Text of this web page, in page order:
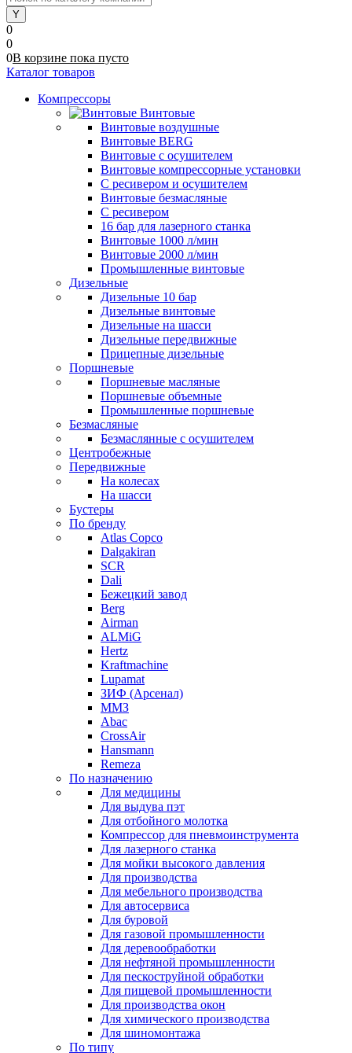
0
0
0В корзине пока пусто
Каталог товаров
Компрессоры
Винтовые
Винтовые воздушные
Винтовые BERG
Винтовые с осушителем
Винтовые компрессорные установки
C ресивером и осушителем
Винтовые безмасляные
C ресивером
16 бар для лазерного станка
Винтовые 1000 л/мин
Винтовые 2000 л/мин
Промышленные винтовые
Дизельные
Дизельные 10 бар
Дизельные винтовые
Дизельные на шасси
Дизельные передвижные
Прицепные дизельные
Поршневые
Поршневые масляные
Поршневые объемные
Промышленные поршневые
Безмасляные
Безмаслянные с осушителем
Центробежные
Передвижные
На колесах
На шасси
Бустеры
По бренду
Atlas Copco
Dalgakiran
SCR
Dali
Бежецкий завод
Berg
Airman
ALMiG
Hertz
Kraftmachine
Lupamat
ЗИФ (Арсенал)
ММЗ
Abac
CrossAir
Hansmann
Remeza
По назначению
Для медицины
Для выдува пэт
Для отбойного молотка
Компрессор для пневмоинструмента
Для лазерного станка
Для мойки высокого давления
Для производства
Для мебельного производства
Для автосервиса
Для буровой
Для газовой промышленности
Для деревообработки
Для нефтяной промышленности
Для пескоструйной обработки
Для пищевой промышленности
Для производства окон
Для химического производства
Для шиномонтажа
По типу